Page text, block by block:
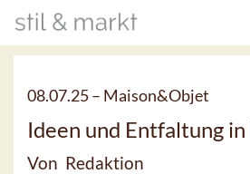
08.07.25 – Maison&Objet
Ideen und Entfaltung in
Von Redaktion